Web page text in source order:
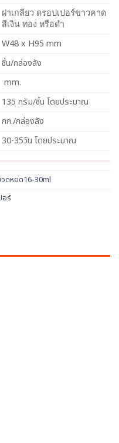
ฝาเกลียว ดรอปเปอร์ขาวคาด
สีเงิน ทอง หรือดำ
W48 x H95 mm
ชิ้น/กล่องลัง
mm.
135 กรัม/ชิ้น โดยประมาณ
กก./กล่องลัง
30-35วัน โดยประมาณ
ดหยด16-30ml
อร์